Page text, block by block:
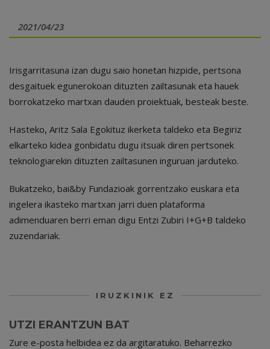
2021/04/23
Irisgarritasuna izan dugu saio honetan hizpide, pertsona
desgaituek egunerokoan dituzten zailtasunak eta hauek
borrokatzeko martxan dauden proiektuak, besteak beste.
Hasteko, Aritz Sala Egokituz ikerketa taldeko eta Begiriz
elkarteko kidea gonbidatu dugu itsuak diren pertsonek
teknologiarekin dituzten zailtasunen inguruan jarduteko.
Bukatzeko, bai&by Fundazioak gorrentzako euskara eta
ingelera ikasteko martxan jarri duen plataforma
adimenduaren berri eman digu Entzi Zubiri I+G+B taldeko
zuzendariak.
IRUZKINIK EZ
UTZI ERANTZUN BAT
Zure e-posta helbidea ez da argitaratuko. Beharrezko